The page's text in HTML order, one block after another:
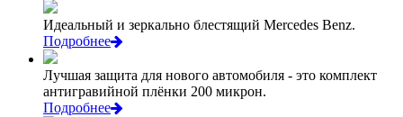
Идеальный и зеркально блестящий Mercedes Benz.
Подробнее
Лучшая защита для нового автомобиля - это комплект
антигравийной плёнки 200 микрон.
Подробнее